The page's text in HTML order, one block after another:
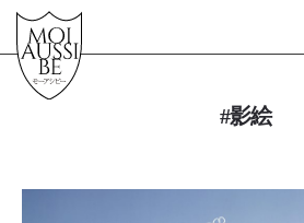
GUEST ARTIST
#影絵